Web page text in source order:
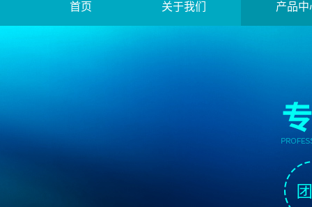
首页 关于我们 产品中